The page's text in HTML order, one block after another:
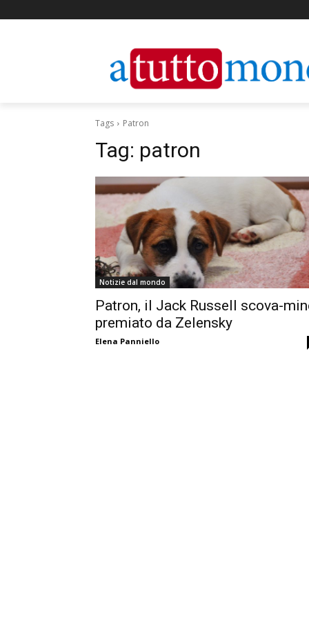
Tags Patron
Tag: patron
Notizie dal mondo
Patron, il Jack Russell scova-
premiato da Zelensky
Elena Panniello